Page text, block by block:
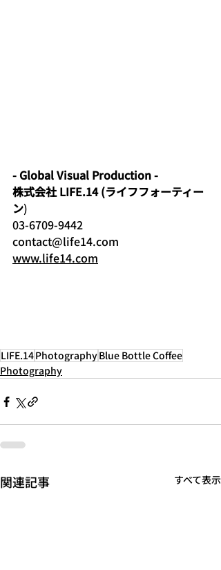
- Global Visual Production -
株式会社 LIFE.14 (ライフフォーティー
ン)
03-6709-9442
contact@life14.com
www.life14.com
LIFE.14PhotographyBlue Bottle Coffee
Photography
関連記事 すべて表示